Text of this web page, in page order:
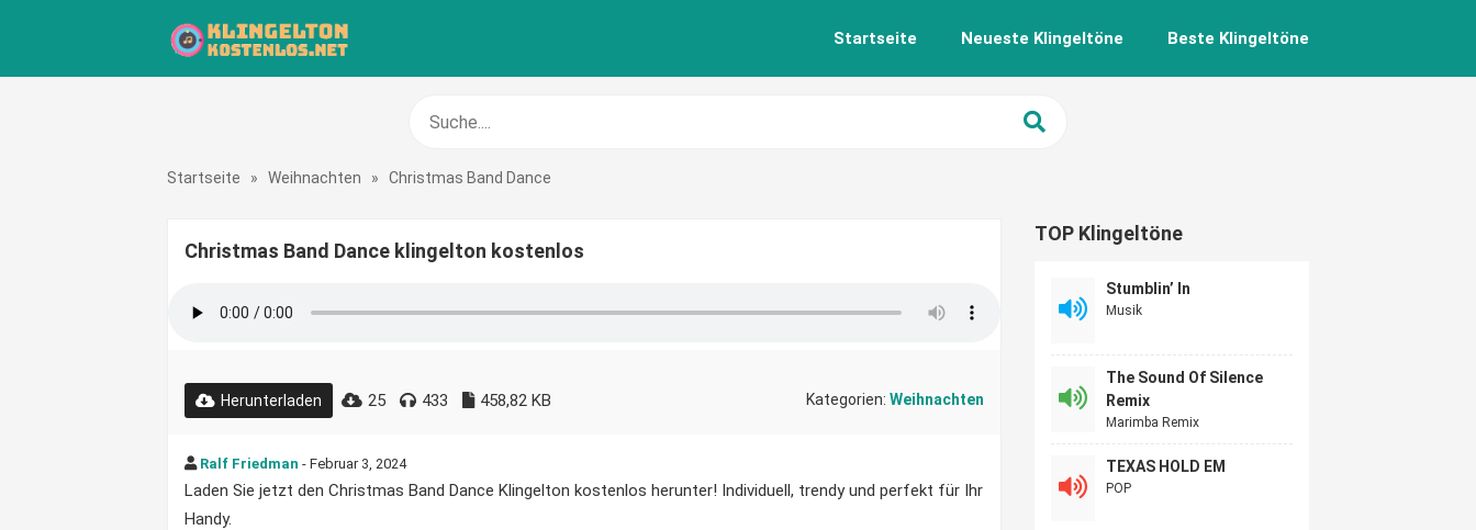
Startseite Neueste Klingeltöne Beste Klingeltöne
Startseite » Weihnachten » Christmas Band Dance
Christmas Band Dance klingelton kostenlos
Herunterladen 25 433 458,82 KB Kategorien: Weihnachten
Ralf Friedman - Februar 3, 2024
Laden Sie jetzt den Christmas Band Dance Klingelton kostenlos herunter! Individuell, trendy und perfekt für Ihr
Handy.
TOP Klingeltöne
Stumblin’ In
Musik
The Sound Of Silence
Remix
Marimba Remix
TEXAS HOLD EM
POP